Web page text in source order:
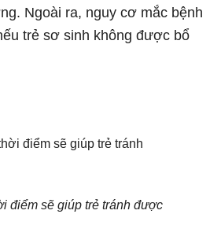
Ngoài ra, nguy cơ mắc bệnh
trẻ sơ sinh không được bổ
điểm sẽ giúp trẻ tránh được